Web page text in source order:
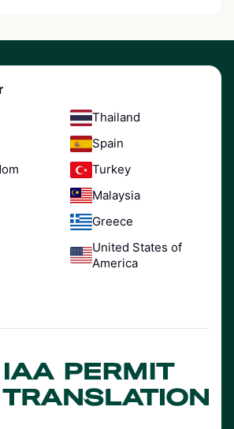
Thailand
Spain
Turkey
Malaysia
Greece
United States of
America